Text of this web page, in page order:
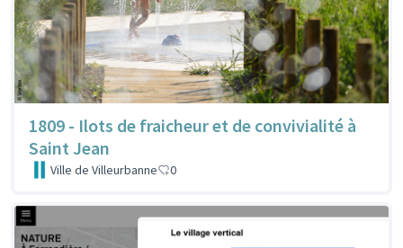
1809 - Ilots de fraicheur et de convivialité à
Saint Jean
Ville de Villeurbanne 0